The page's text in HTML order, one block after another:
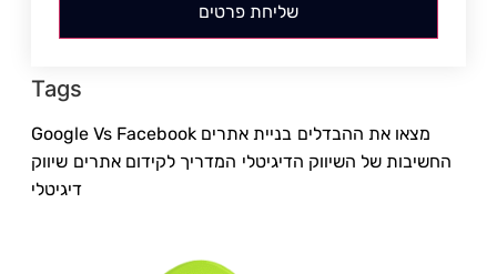
שליחת פרטים
Tags
Google Vs Facebook מצאו את ההבדלים בניית אתרים
החשיבות של השיווק הדיגיטלי המדריך לקידום אתרים שיווק
דיגיטלי